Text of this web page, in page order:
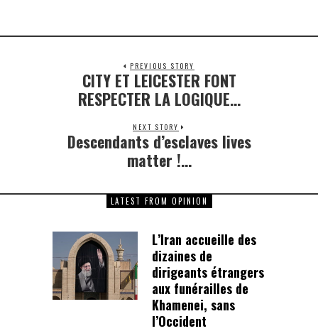
PREVIOUS STORY
Previous
post:
CITY ET LEICESTER FONT
RESPECTER LA LOGIQUE…
NEXT STORY
Next
post:
Descendants d’esclaves lives
matter !…
LATEST FROM OPINION
L’Iran accueille des
dizaines de
dirigeants étrangers
aux funérailles de
Khamenei, sans
l’Occident